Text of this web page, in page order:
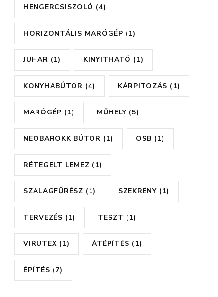
HENGERCSISZOLÓ (4)
HORIZONTÁLIS MARÓGÉP (1)
JUHAR (1) KINYITHATÓ (1)
KONYHABÚTOR (4) KÁRPITOZÁS (1)
MARÓGÉP (1) MŰHELY (5)
NEOBAROKK BÚTOR (1) OSB (1)
RÉTEGELT LEMEZ (1)
SZALAGFŰRÉSZ (1) SZEKRÉNY (1)
TERVEZÉS (1) TESZT (1)
VIRUTEX (1) ÁTÉPÍTÉS (1)
ÉPÍTÉS (7)